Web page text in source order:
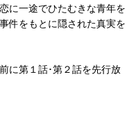
に一途でひたむきな青年を
件をもとに隠された真実を
に第１話･第２話を先行放